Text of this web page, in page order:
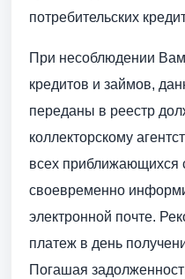
потребительских
При несоблюдении
кредитов и займов,
переданы в реестр
коллекторскому
всех приближающихся
своевременно
электронной почте.
платеж в день
Погашая